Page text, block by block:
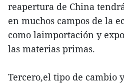
reapertura de China
en muchos campos de la
como laimportación y
las materias primas.
Tercero,el tipo de cambio